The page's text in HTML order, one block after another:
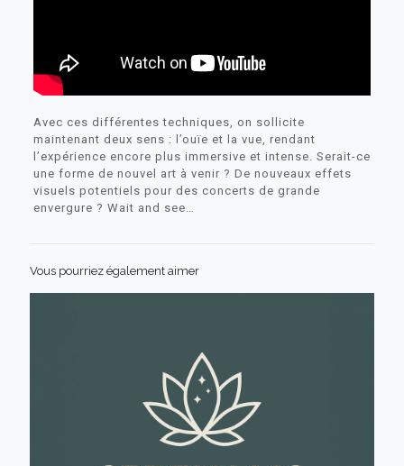
Avec ces différentes techniques, on sollicite
maintenant deux sens : l’ouïe et la vue, rendant
l’expérience encore plus immersive et intense. Serait-ce
une forme de nouvel art à venir ? De nouveaux effets
visuels potentiels pour des concerts de grande
envergure ? Wait and see…
Vous pourriez également aimer